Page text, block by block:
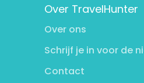
Over TravelHunter
Over ons
Schrijf je in voor de
Contact